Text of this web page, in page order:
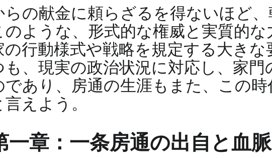
らの献金に頼らざるを得ないほど
のような、形式的な権威と実質的
の行動様式や戦略を規定する大き
も、現実の政治状況に対応し、家
であり、房通の生涯もまた、この
言えよう。
一章：一条房通の出自と血脈